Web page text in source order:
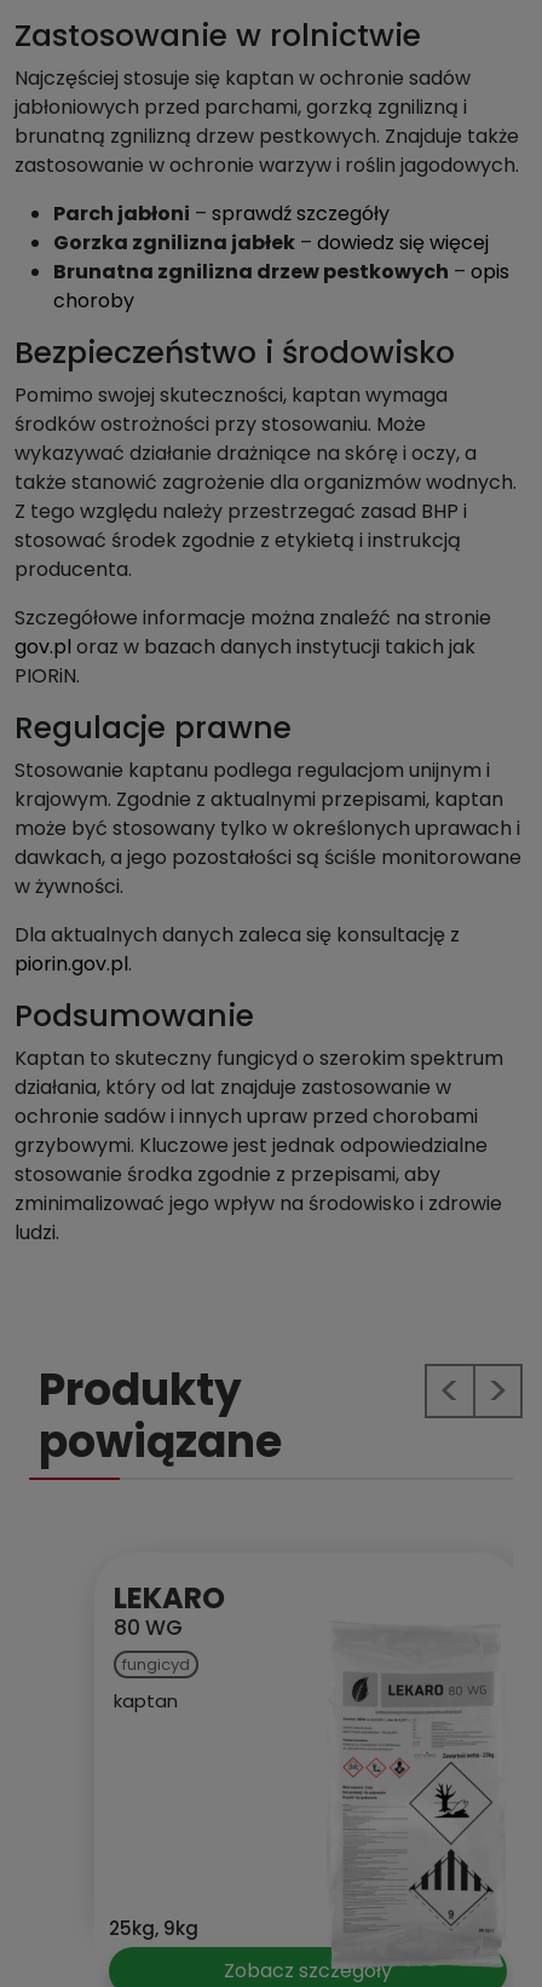
Zastosowanie w rolnictwie
Najczęściej stosuje się kaptan w ochronie sadów
jabłoniowych przed parchami, gorzką zgnilizną i
brunatną zgnilizną drzew pestkowych. Znajduje także
zastosowanie w ochronie warzyw i roślin jagodowych.
Parch jabłoni – sprawdź szczegóły
Gorzka zgnilizna jabłek – dowiedz się więcej
Brunatna zgnilizna drzew pestkowych – opis
choroby
Bezpieczeństwo i środowisko
Pomimo swojej skuteczności, kaptan wymaga
środków ostrożności przy stosowaniu. Może
wykazywać działanie drażniące na skórę i oczy, a
także stanowić zagrożenie dla organizmów wodnych.
Z tego względu należy przestrzegać zasad BHP i
stosować środek zgodnie z etykietą i instrukcją
producenta.
Szczegółowe informacje można znaleźć na stronie
gov.pl oraz w bazach danych instytucji takich jak
PIORiN.
Regulacje prawne
Stosowanie kaptanu podlega regulacjom unijnym i
krajowym. Zgodnie z aktualnymi przepisami, kaptan
może być stosowany tylko w określonych uprawach i
dawkach, a jego pozostałości są ściśle monitorowane
w żywności.
Dla aktualnych danych zaleca się konsultację z
piorin.gov.pl.
Podsumowanie
Kaptan to skuteczny fungicyd o szerokim spektrum
działania, który od lat znajduje zastosowanie w
ochronie sadów i innych upraw przed chorobami
grzybowymi. Kluczowe jest jednak odpowiedzialne
stosowanie środka zgodnie z przepisami, aby
zminimalizować jego wpływ na środowisko i zdrowie
ludzi.
Produkty
powiązane
PreviousNext
LEKARO
80 WG
fungicyd
kaptan
25kg, 9kg
Zobacz szczegóły